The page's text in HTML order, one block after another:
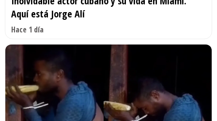
Aquí está Jorge Alí
Hace 1 día